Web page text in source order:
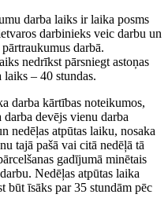
darba laiks ir laika posms
darbinieks veic darbu un
darbā.
nedrīkst pārsniegt astoņas
laiks – 40 stundas.
darba kārtības noteikumos,
devējs vienu darba
nedēļas atpūtas laiku, nosaka
tajā pašā vai citā nedēļā tā
gadījumā minētais
Nedēļas atpūtas laika
būt īsāks par 35 stundām pēc